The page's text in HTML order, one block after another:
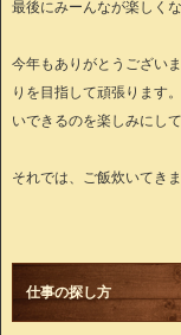
最後にみーんなが楽しく
今年もありがとうござい
りを目指して頑張ります
いできるのを楽しみにして
それでは、ご飯炊いてき
仕事の探し方